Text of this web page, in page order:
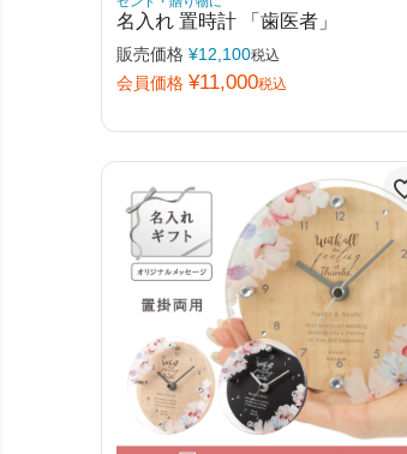
名入れ 置時計 「歯医者」
販売価格 ¥12,100税込
会員価格 ¥11,000税込